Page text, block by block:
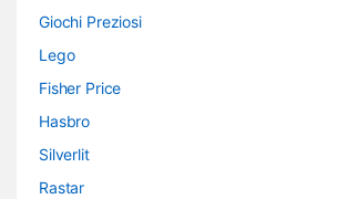
Giochi Preziosi
Lego
Fisher Price
Hasbro
Silverlit
Rastar